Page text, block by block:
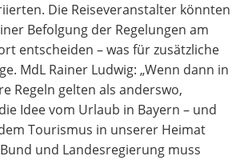
Die Reiseveranstalter könnten
Befolgung der Regelungen am
entscheiden – was für zusätzliche
MdL Rainer Ludwig: „Wenn dann in
Regeln gelten als anderswo,
Idee vom Urlaub in Bayern – und
Tourismus in unserer Heimat
und Landesregierung muss